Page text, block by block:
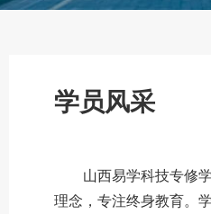
学员风采
山西易学科技专修
理念，专注终身教育。